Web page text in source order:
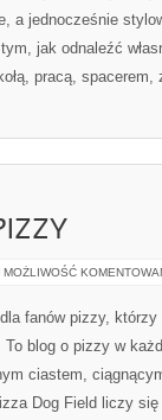
a jednocześnie
jak odnaleźć
pracą,
MOŻLIWOŚĆ
fanów pizzy,
blog o pizzy w
ciastem,
Dog Field liczy